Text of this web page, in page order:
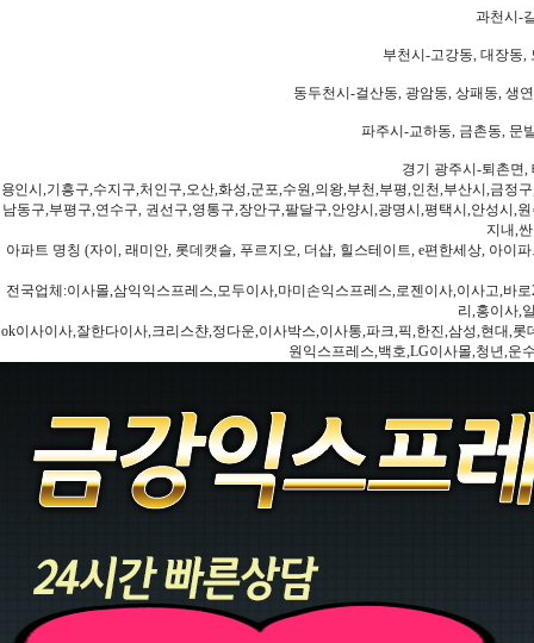
과천시-
부천시-고강동, 대장동,
동두천시-걸산동, 광암동, 상패동, 생
파주시-교하동, 금촌동, 문
경기 광주시-퇴촌면,
용인시,기흥구,수지구,처인구,오산,화성,군포,수원,의왕,부천,부평,인천,부산시,금
남동구,부평구,연수구, 권선구,영통구,장안구,팔달구,안양시,광명시,평택시,안성시,
지내,
아파트 명칭 (자이, 래미안, 롯데캣슬, 푸르지오, 더샵, 힐스테이트, e편한세상, 아이
전국업체:이사몰,삼익익스프레스,모두이사,마미손익스프레스,로젠이사,이사고,바
리,홍이사,
ok이사이사,잘한다이사,크리스챤,정다운,이사박스,이사통,파크,픽,한진,삼성,현대,
원익스프레스,백호,LG이사몰,청년,운